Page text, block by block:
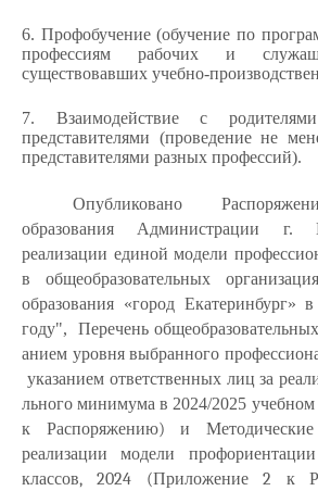
6. Профобучение (обучение по
профессиям рабочих и
существовавших учебно-
7. Взаимодействие с
представителями (проведение не
представителями разных профессий).
Опубликовано
образования Администрации г.
реализации единой модели
в общеобразовательных
образования «город Екатеринбург»
году", Перечень общеобразовательных
анием уровня выбранного
указанием ответственных лиц за
льного минимума в 2024/2025 учебном
к Распоряжению) и
реализации модели
классов, 2024 (Приложение 2 к